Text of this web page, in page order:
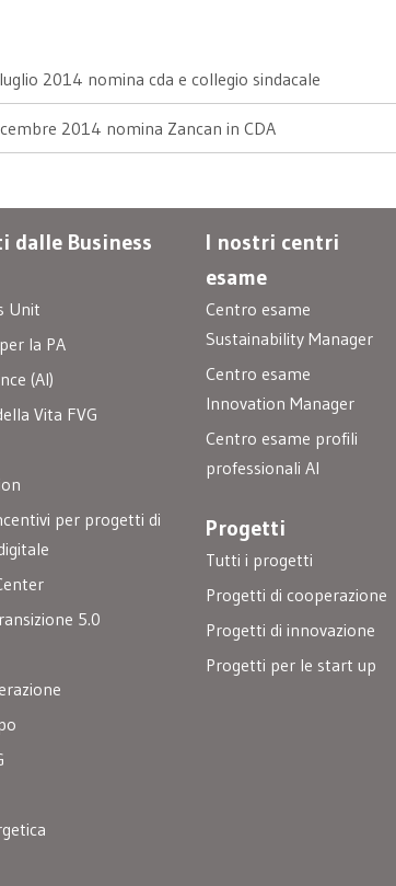
2014 nomina cda e collegio sindacale
2014 nomina Zancan in CDA
dalle Business
Unit
la PA
(AI)
Vita FVG
per progetti di
5.0
I nostri centri
esame
Centro esame
Sustainability Manager
Centro esame
Innovation Manager
Centro esame profili
professionali AI
Progetti
Tutti i progetti
Progetti di cooperazione
Progetti di innovazione
Progetti per le start up